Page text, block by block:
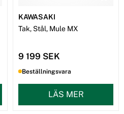
KAWASAKI
Tak, Stål, Mule MX
9 199 SEK
Beställningsvara
LÄS MER